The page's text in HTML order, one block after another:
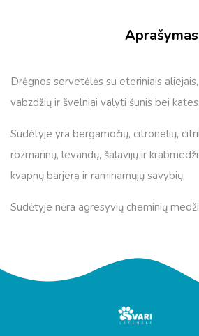
Aprašymas
Drėgnos servetėlės ​​su eteriniais
vabzdžių ir švelniai valyti šunis bei kates.
Sudėtyje yra bergamočių, citronelių,
rozmarinų, levandų, šalavijų ir
kvapnų barjerą ir raminamųjų savybių.
Sudėtyje nėra agresyvių cheminių